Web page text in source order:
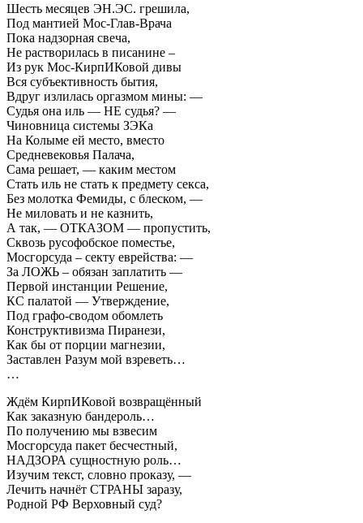
Шесть месяцев ЭН.ЭС. грешила,
Под мантией Мос-Глав-Врача
Пока надзорная свеча,
Не растворилась в писанине –
Из рук Мос-КирпИКовой дивы
Вся субъективность бытия,
Вдруг излилась оргазмом мины: —
Судья она иль — НЕ судья? —
Чиновница системы ЗЭКа
На Колыме ей место, вместо
Средневековья Палача,
Сама решает, — каким местом
Стать иль не стать к предмету секса,
Без молотка Фемиды, с блеском, —
Не миловать и не казнить,
А так, — ОТКАЗОМ — пропустить,
Сквозь русофобское поместье,
Мосгорсуда – секту еврейства: —
За ЛОЖЬ – обязан заплатить —
Первой инстанции Решение,
КС палатой — Утверждение,
Под графо-сводом обомлеть
Конструктивизма Пиранези,
Как бы от порции магнезии,
Заставлен Разум мой взреветь…
…
Ждём КирпИКовой возвращённый
Как заказную бандероль…
По получению мы взвесим
Мосгорсуда пакет бесчестный,
НАДЗОРА сущностную роль…
Изучим текст, словно проказу, —
Лечить начнёт СТРАНЫ заразу,
Родной РФ Верховный суд?